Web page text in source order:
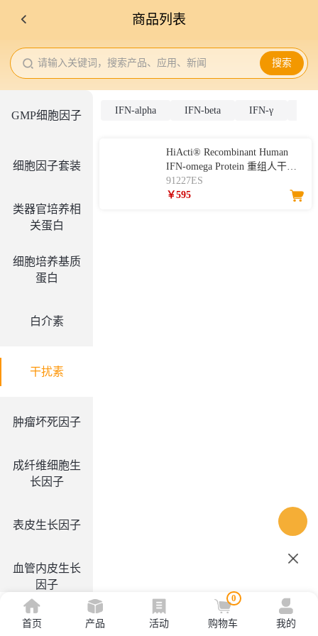
商品列表
请输入关键词，搜索产品、应用、新闻 搜索
GMP细胞因子
细胞因子套装
类器官培养相
关蛋白
细胞培养基质
蛋白
白介素
干扰素
肿瘤坏死因子
成纤维细胞生
长因子
表皮生长因子
血管内皮生长
因子
集落刺激因子
IFN-alpha IFN-beta IFN-γ
HiActi® Recombinant Human
IFN-omega Protein 重组人干扰
素-omega
91227ES
￥595
首页 产品 活动
0
购物车 我的